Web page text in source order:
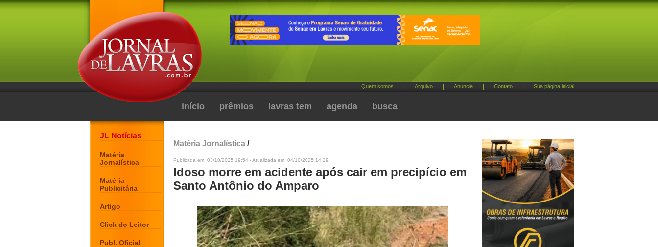
Quem somos Arquivo Anuncie Contato Sua página inicial
início prêmios lavras tem agenda busca
JL Notícias
Matéria
Jornalística
Matéria
Publicitária
Artigo
Click do Leitor
Publ. Oficial
Matéria Jornalística /
Publicada em: 03/10/2025 19:54 - Atualizada em: 04/10/2025 14:29
Idoso morre em acidente após cair em precipício em
Santo Antônio do Amparo